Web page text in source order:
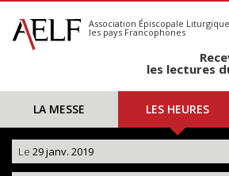
S'abonner
Calendrier
Association Épiscopale Liturgique
les pays Francophones
les lectures
LA MESSE LES HEURES
Le 29 janv. 2019